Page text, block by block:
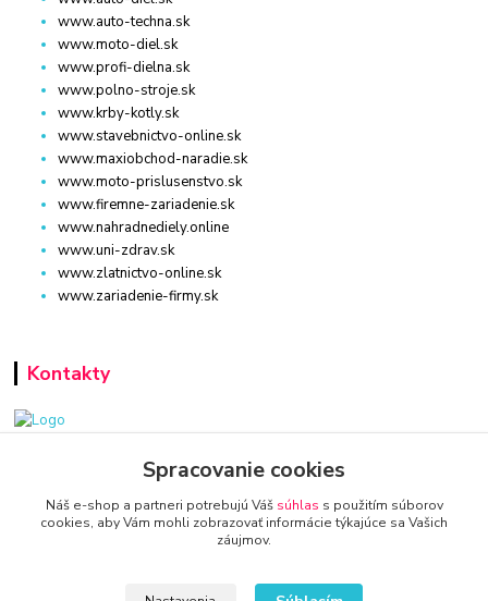
www.auto-techna.sk
www.moto-diel.sk
www.profi-dielna.sk
www.polno-stroje.sk
www.krby-kotly.sk
www.stavebnictvo-online.sk
www.maxiobchod-naradie.sk
www.moto-prislusenstvo.sk
www.firemne-zariadenie.sk
www.nahradnediely.online
www.uni-zdrav.sk
www.zlatnictvo-online.sk
www.zariadenie-firmy.sk
Kontakty
www.zariadenie-firmy.sk
+421 940 949 000
Spracovanie cookies
Náš e-shop a partneri potrebujú Váš súhlas s použitím súborov
cookies, aby Vám mohli zobrazovať informácie týkajúce sa Vašich
záujmov.